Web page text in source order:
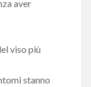
aver
viso più
stanno